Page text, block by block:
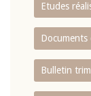
Etudes
Documents
Bulletin